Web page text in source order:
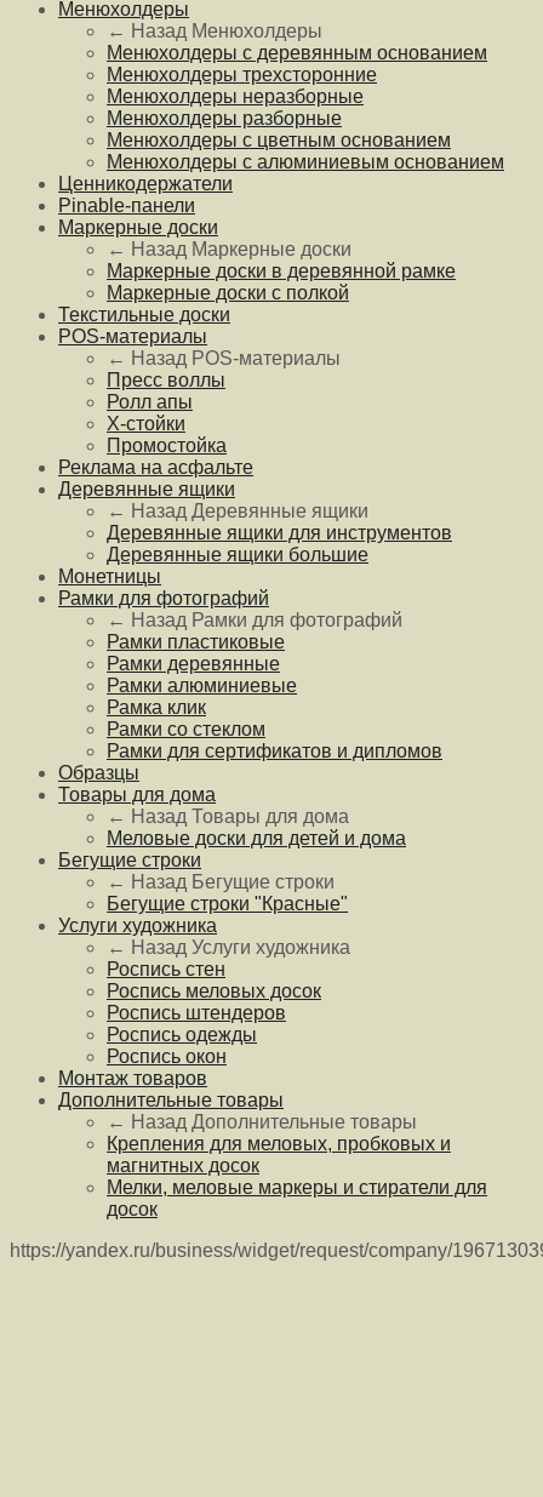
Менюхолдеры
← Назад Менюхолдеры
Менюхолдеры с деревянным основанием
Менюхолдеры трехсторонние
Менюхолдеры неразборные
Менюхолдеры разборные
Менюхолдеры с цветным основанием
Менюхолдеры с алюминиевым основанием
Ценникодержатели
Pinable-панели
Маркерные доски
← Назад Маркерные доски
Маркерные доски в деревянной рамке
Маркерные доски с полкой
Текстильные доски
POS-материалы
← Назад POS-материалы
Пресс воллы
Ролл апы
Х-стойки
Промостойка
Реклама на асфальте
Деревянные ящики
← Назад Деревянные ящики
Деревянные ящики для инструментов
Деревянные ящики большие
Монетницы
Рамки для фотографий
← Назад Рамки для фотографий
Рамки пластиковые
Рамки деревянные
Рамки алюминиевые
Рамка клик
Рамки со стеклом
Рамки для сертификатов и дипломов
Образцы
Товары для дома
← Назад Товары для дома
Меловые доски для детей и дома
Бегущие строки
← Назад Бегущие строки
Бегущие строки "Красные"
Услуги художника
← Назад Услуги художника
Роспись стен
Роспись меловых досок
Роспись штендеров
Роспись одежды
Роспись окон
Монтаж товаров
Дополнительные товары
← Назад Дополнительные товары
Крепления для меловых, пробковых и
магнитных досок
Мелки, меловые маркеры и стиратели для
досок
https://yandex.ru/business/widget/request/company/